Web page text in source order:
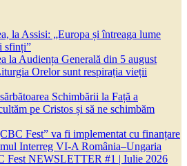
la Assisi: „Europa și întreaga lume
sfinți”
la Audiența Generală din 5 august
Orelor sunt respirația vieții
Schimbării la Față a
pe Cristos și să ne schimbăm
Fest” va fi implementat cu finanțare
Interreg VI-A România–Ungaria
Fest NEWSLETTER #1 | Iulie 2026